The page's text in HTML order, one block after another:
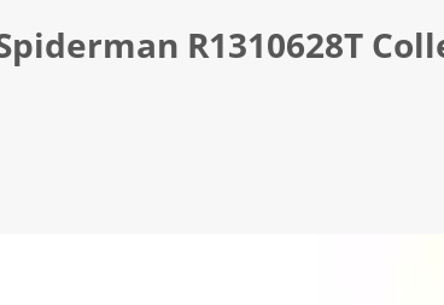
R1310628Τ